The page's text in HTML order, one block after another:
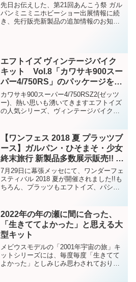
先日お伝えした、第21回あんこう祭 ガル
パンミニミニホビーショー出展情報に続
き、先行販売新製品の追加情報のお知ら
エフトイズ ヴィンテージバイク
キット Vol.8「カワサキ900スー
パー4/750RS」のパッケージを開
けてみた
カワサキ900スーパー4/750RSZ2(ゼッツ
ー)、熱い思いも湧いてきますエフトイズ
の人気シリーズ、ヴィンテージバイクシ
よ、それも900スーパー4と750R...
【ワンフェス 2018 夏 プラッツブ
ース】ガルパン・ひそまそ・少女
終末旅行 新製品多数展示販売!! ワ
ンフェスアフターレポート!
7月29日に幕張メッセにて、ワンダーフェ
スティバル 2018 夏が開催されました!!も
ちろん、プラッツもエフトイズ、パシフ
ツ特設ページワンフェス当日には、大...
2022年の年の瀬に間に合った、
「生きててよかった」と思える大
型キット
メビウスモデルの「2001年宇宙の旅」キ
ットシリーズには、毎度毎度「生きてて
よかった」としみじみ思わされておりま